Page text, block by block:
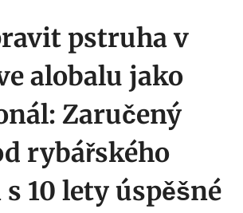
pstruha v
alobalu jako
Zaručený
rybářského
10 lety úspěšné